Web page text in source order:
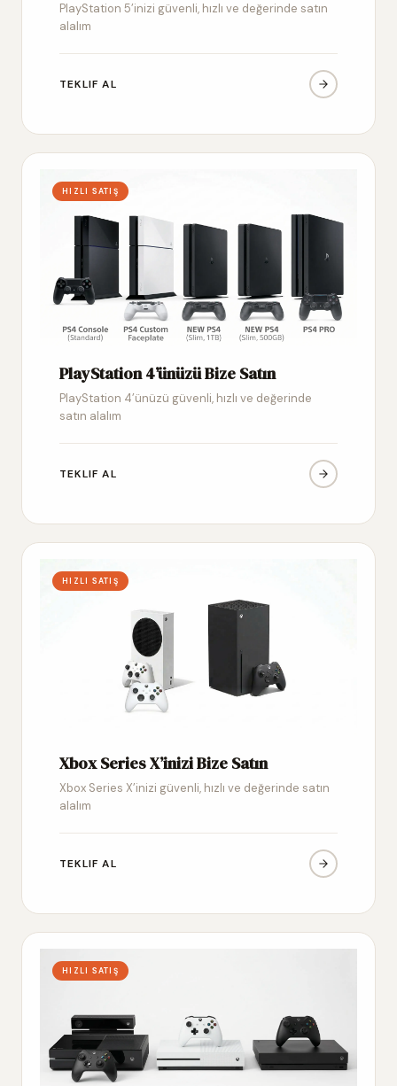
PlayStation 5’inizi güvenli, hızlı ve değerinde satın
alalım
TEKLIF AL
HIZLI SATIŞ
PlayStation 4’ünüzü Bize Satın
PlayStation 4’ünüzü güvenli, hızlı ve değerinde
satın alalım
TEKLIF AL
HIZLI SATIŞ
Xbox Series X’inizi Bize Satın
Xbox Series X’inizi güvenli, hızlı ve değerinde satın
alalım
TEKLIF AL
HIZLI SATIŞ